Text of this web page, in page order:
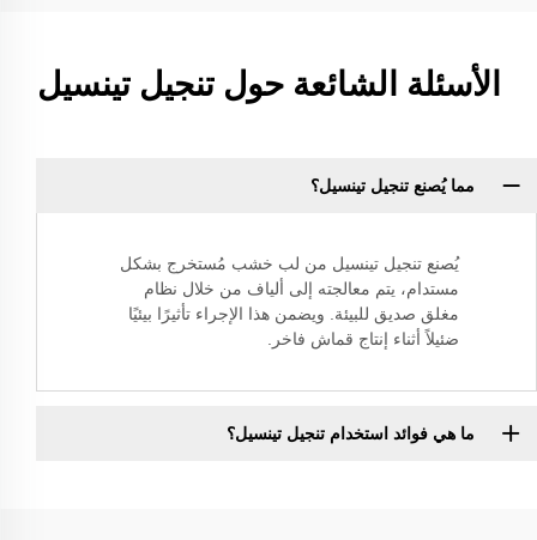
الأسئلة الشائعة حول تنجيل تينسيل
مما يُصنع تنجيل تينسيل؟
يُصنع تنجيل تينسيل من لب خشب مُستخرج بشكل
مستدام، يتم معالجته إلى ألياف من خلال نظام
مغلق صديق للبيئة. ويضمن هذا الإجراء تأثيرًا بيئيًا
ضئيلاً أثناء إنتاج قماش فاخر.
ما هي فوائد استخدام تنجيل تينسيل؟